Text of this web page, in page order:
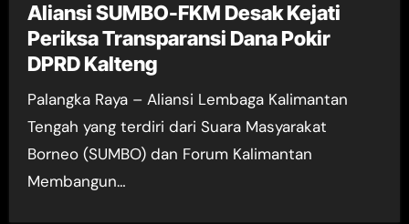
Aliansi SUMBO-FKM Desak Kejati
Periksa Transparansi Dana Pokir
DPRD Kalteng
Palangka Raya – Aliansi Lembaga Kalimantan
Tengah yang terdiri dari Suara Masyarakat
Borneo (SUMBO) dan Forum Kalimantan
Membangun…